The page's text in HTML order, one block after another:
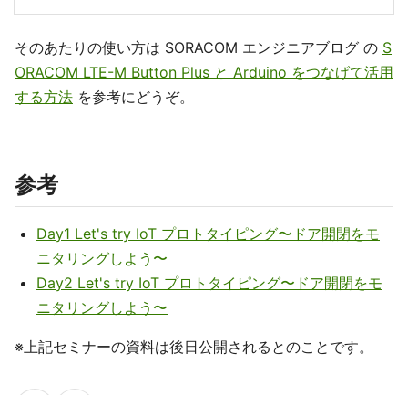
そのあたりの使い方は SORACOM エンジニアブログ の S
ORACOM LTE-M Button Plus と Arduino をつなげて活用
する方法 を参考にどうぞ。
参考
Day1 Let's try IoT プロトタイピング〜ドア開閉をモ
ニタリングしよう〜
Day2 Let's try IoT プロトタイピング〜ドア開閉をモ
ニタリングしよう〜
※上記セミナーの資料は後日公開されるとのことです。